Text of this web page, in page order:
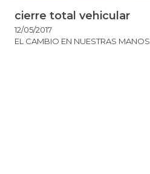
cierre total vehicular
12/05/2017
EL CAMBIO EN NUESTRAS MANOS